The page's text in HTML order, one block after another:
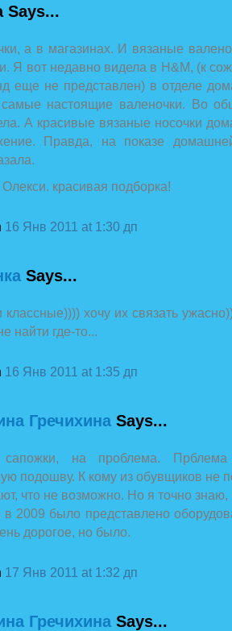
Says...
а в магазинах. И вязаные
Я вот недавно видела в H&M, (к
еще не представлен) в отделе
настоящие валеночки. Во
А красивые вязаные носочки
Правда, на показе
красивая подборка!
16 Янв 2011 at 1:30 дп
Says...
классные)))) хочу их связать
найти где-то...
16 Янв 2011 at 1:35 дп
Гречихина Says...
сапожки, на проблема.
подошву. К кому из обувщиков не
что не возможно. Но я точно знаю,
в 2009 было представлено
дорогое, но было.
17 Янв 2011 at 1:32 дп
Гречихина Says...